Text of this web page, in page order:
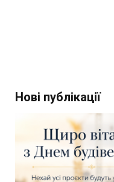
Нові публікації